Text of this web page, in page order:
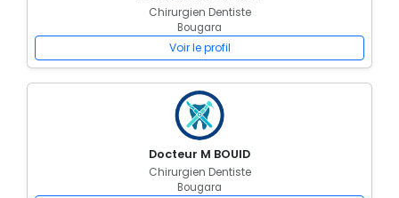
Chirurgien Dentiste
Bougara
Voir le profil
Docteur M BOUID
Chirurgien Dentiste
Bougara